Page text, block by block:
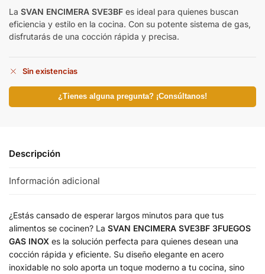
La SVAN ENCIMERA SVE3BF es ideal para quienes buscan
eficiencia y estilo en la cocina. Con su potente sistema de gas,
disfrutarás de una cocción rápida y precisa.
Sin existencias
¿Tienes alguna pregunta? ¡Consúltanos!
Descripción
Información adicional
¿Estás cansado de esperar largos minutos para que tus
alimentos se cocinen? La SVAN ENCIMERA SVE3BF 3FUEGOS
GAS INOX es la solución perfecta para quienes desean una
cocción rápida y eficiente. Su diseño elegante en acero
inoxidable no solo aporta un toque moderno a tu cocina, sino